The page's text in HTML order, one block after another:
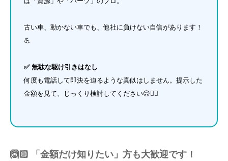
古い車、動かない車でも、他社に負けない自信があります！
💪
✅ 無駄な駆け引きはなし
何度も電話して即決を迫るような真似はしません。提示した
金額を見て、じっくり検討してください😊👌🏻
🙆🏻 「金額だけ知りたい」方も大歓迎です！